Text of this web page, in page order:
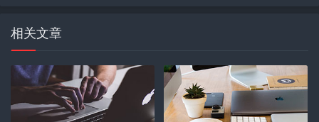
相关文章